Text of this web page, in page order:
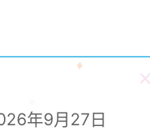
年9月27日